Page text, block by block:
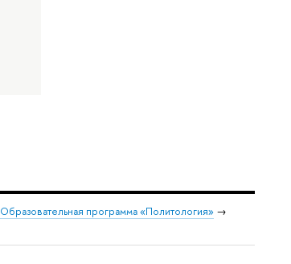
Образовательная программа «Политология» →